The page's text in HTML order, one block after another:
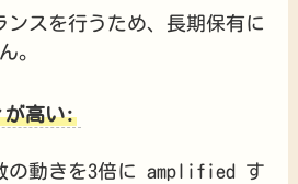
スを行うため、長期保有に
。
が高い:
の動きを3倍に amplified す